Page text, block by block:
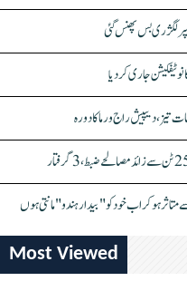
لگژری بس پھنس گئی
تیز، دیپیش راج ورما کا دورہ
ہو کر اب خود کو "بیدار ہندو" مانتی ہوں
Most Viewed